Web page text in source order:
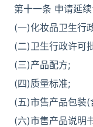
第十一条 申请延
(一)化妆品卫生行
(二)卫生行政许可
(三)产品配方;
(四)质量标准;
(五)市售产品包装(
(六)市售产品说明